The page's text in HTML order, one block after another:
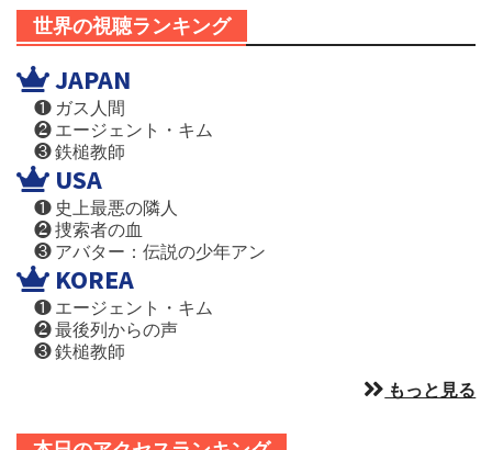
世界の視聴ランキング
JAPAN
❶ ガス人間
❷ エージェント・キム
❸ 鉄槌教師
USA
❶ 史上最悪の隣人
❷ 捜索者の血
❸ アバター：伝説の少年アン
KOREA
❶ エージェント・キム
❷ 最後列からの声
❸ 鉄槌教師
もっと見る